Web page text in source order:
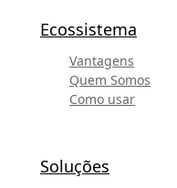
Ecossistema
Vantagens
Quem Somos
Como usar
Soluções